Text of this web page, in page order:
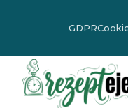
GDPR